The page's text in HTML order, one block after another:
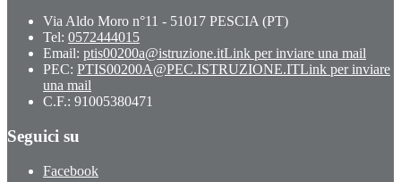
Via Aldo Moro n°11 - 51017 PESCIA (PT)
Tel: 0572444015
Email: ptis00200a@istruzione.itLink per inviare una mail
PEC: PTIS00200A@PEC.ISTRUZIONE.ITLink per inviare
una mail
C.F.: 91005380471
Seguici su
Facebook